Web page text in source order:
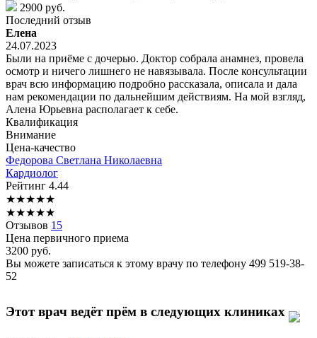
2900 руб.
Последний отзыв
Елена
24.07.2023
Были на приёме с дочерью. Доктор собрала анамнез, провела
осмотр и ничего лишнего не навязывала. После консультации
врач всю информацию подробно рассказала, описала и дала
нам рекомендации по дальнейшим действиям. На мой взгляд,
Алена Юрьевна располагает к себе.
Квалификация
Внимание
Цена-качество
Федорова Светлана Николаевна
Кардиолог
Рейтинг 4.44
★★★★★
★★★★★
Отзывов 15
Цена первичного приема
3200 руб.
Вы можете записаться к этому врачу по телефону 499 519-38-
52
Этот врач ведёт прём в следующих клиниках